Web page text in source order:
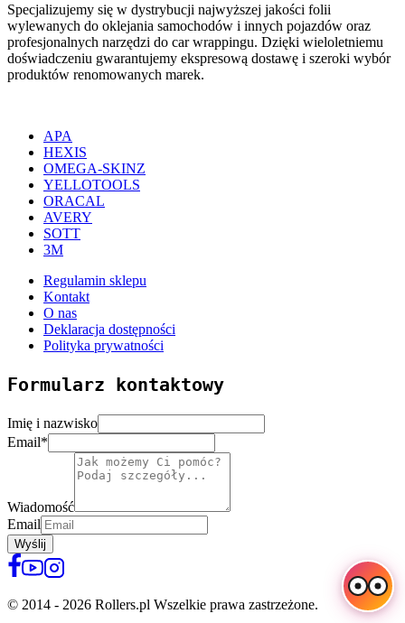
Specjalizujemy się w dystrybucji najwyższej jakości folii
wylewanych do oklejania samochodów i innych pojazdów oraz
profesjonalnych narzędzi do car wrappingu. Dzięki wieloletniemu
doświadczeniu gwarantujemy ekspresową dostawę i szeroki wybór
produktów renomowanych marek.
APA
HEXIS
OMEGA-SKINZ
YELLOTOOLS
ORACAL
AVERY
SOTT
3M
Regulamin sklepu
Kontakt
O nas
Deklaracja dostępności
Polityka prywatności
Formularz kontaktowy
Imię i nazwisko
Email*
Wiadomość
Email
Wyślij
© 2014 - 2026 Rollers.pl Wszelkie prawa zastrzeżone.